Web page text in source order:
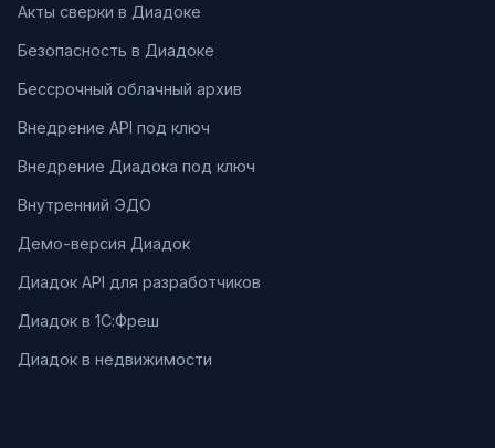
Акты сверки в Диадоке
Безопасность в Диадоке
Бессрочный облачный архив
Внедрение API под ключ
Внедрение Диадока под ключ
Внутренний ЭДО
Демо-версия Диадок
Диадок API для разработчиков
Диадок в 1С:Фреш
Диадок в недвижимости